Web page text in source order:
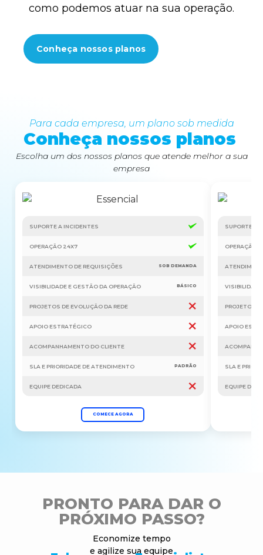
como podemos atuar na sua operação.
Conheça nossos planos
Para cada empresa, um plano sob medida
Conheça nossos planos
Escolha um dos nossos planos que atende melhor a sua
empresa
SUPORTE A INCIDENTES
OPERAÇÃO 24X7
ATENDIMENTO DE REQUISIÇÕES SOB DEMANDA
VISIBILIDADE E GESTÃO DA OPERAÇÃO BÁSICO
PROJETOS DE EVOLUÇÃO DA REDE
APOIO ESTRATÉGICO
ACOMPANHAMENTO DO CLIENTE
SLA E PRIORIDADE DE ATENDIMENTO PADRÃO
EQUIPE DEDICADA
COMECE AGORA
SUPORTE A
OPERAÇÃO
PROJETOS
APOIO
SLA E
EQUIPE
PRONTO PARA DAR O
PRÓXIMO PASSO?
Economize tempo
e agilize sua equipe